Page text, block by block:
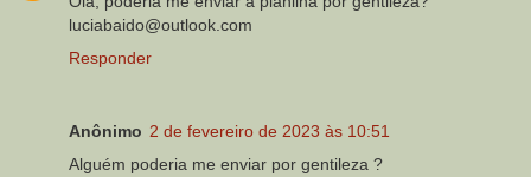
luciabaido@outlook.com
Responder
Anônimo 2 de fevereiro de 2023 às 10:51
Alguém poderia me enviar por gentileza ?